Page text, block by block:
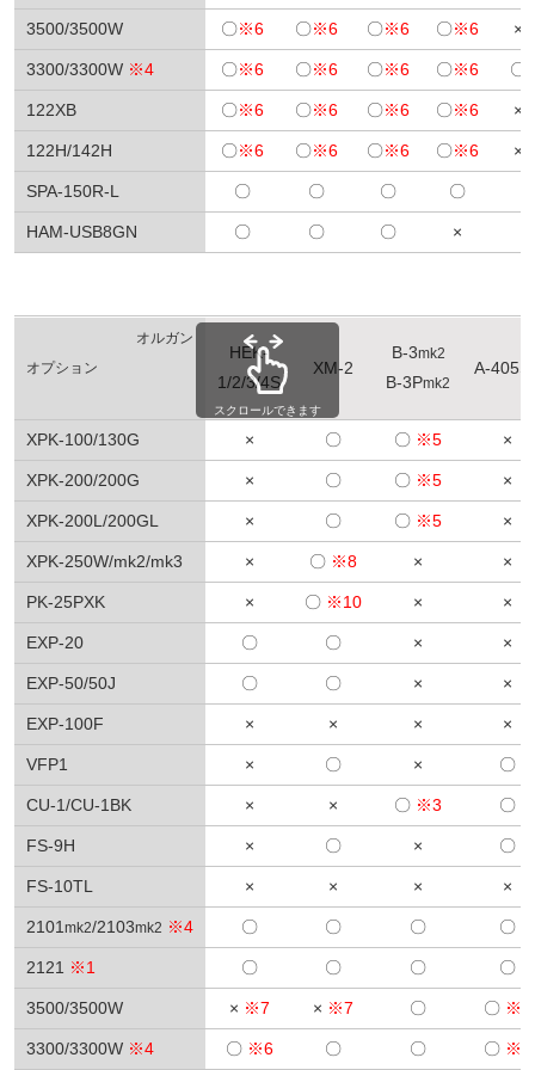
3500/3500W 〇※6 〇※6 〇※6 〇※6 ×
3300/3300W ※4 〇※6 〇※6 〇※6 〇※6 〇
122XB 〇※6 〇※6 〇※6 〇※6 ×
122H/142H 〇※6 〇※6 〇※6 〇※6 ×
SPA-150R-L 〇 〇 〇 〇
HAM-USB8GN 〇 〇 〇 ×
オルガン
オプション
HEK-
1/2/3/4S
XM-2
B-3mk2
B-3Pmk2
A-
XPK-100/130G × 〇 〇 ※5 ×
XPK-200/200G × 〇 〇 ※5 ×
XPK-200L/200GL × 〇 〇 ※5 ×
XPK-250W/mk2/mk3 × 〇 ※8 × ×
PK-25PXK × 〇 ※10 × ×
EXP-20 〇 〇 × ×
EXP-50/50J 〇 〇 × ×
EXP-100F × × × ×
VFP1 × 〇 × 〇
CU-1/CU-1BK × × 〇 ※3 〇
FS-9H × 〇 × 〇
FS-10TL × × × ×
2101 mk2/2103mk2 ※4 〇 〇 〇 〇
2121 ※1 〇 〇 〇 〇
3500/3500W × ※7 × ※7 〇 〇 ※6
3300/3300W ※4 〇 ※6 〇 〇 〇 ※6
スクロールできます